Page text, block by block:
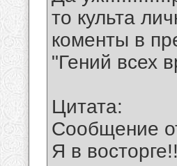
то культа
коменты в
"Гений всех
Цитата:
Сообщение
Я в